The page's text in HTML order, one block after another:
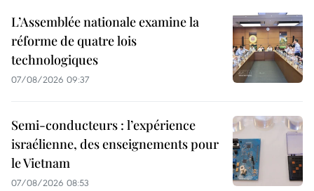
L’Assemblée nationale examine la
réforme de quatre lois
technologiques
07/08/2026 09:37
Semi-conducteurs : l’expérience
israélienne, des enseignements pour
le Vietnam
07/08/2026 08:53